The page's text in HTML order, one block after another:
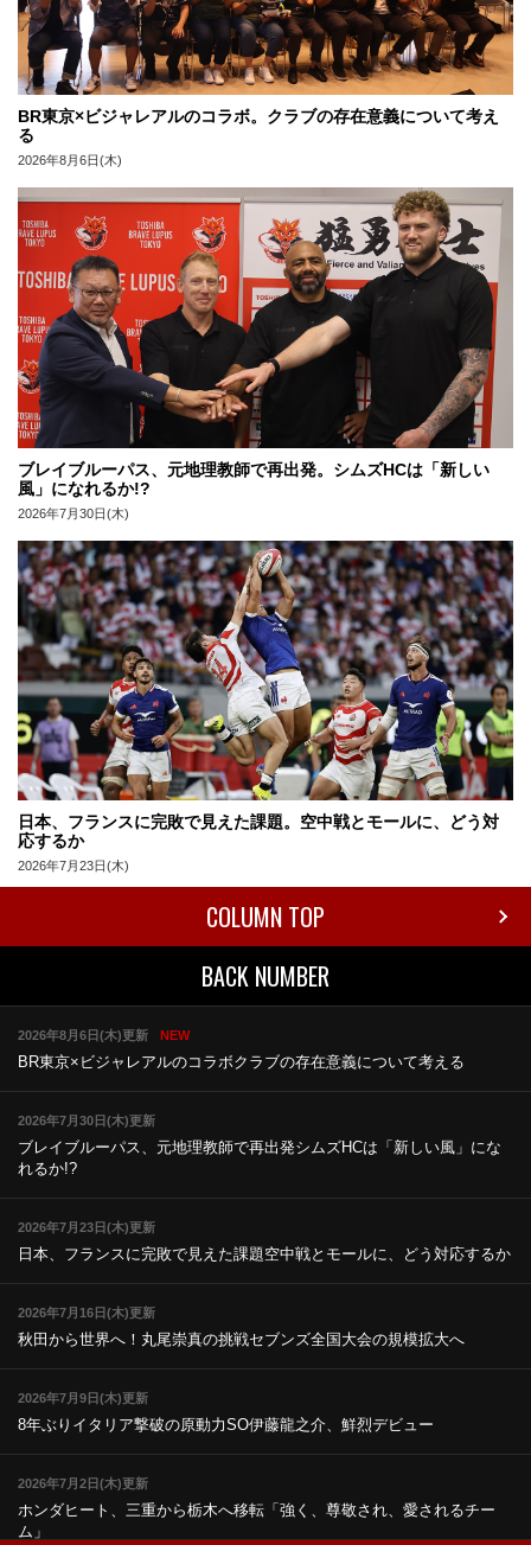
BR東京×ビジャレアルのコラボ。クラブの存在意義について考え
る
2026年8月6日(木)
ブレイブルーパス、元地理教師で再出発。シムズHCは「新しい
風」になれるか!?
2026年7月30日(木)
日本、フランスに完敗で見えた課題。空中戦とモールに、どう対
応するか
2026年7月23日(木)
COLUMN TOP
BACK NUMBER
2026年8月6日(木)更新 NEW
BR東京×ビジャレアルのコラボクラブの存在意義について考える
2026年7月30日(木)更新
ブレイブルーパス、元地理教師で再出発シムズHCは「新しい風」にな
れるか!?
2026年7月23日(木)更新
日本、フランスに完敗で見えた課題空中戦とモールに、どう対応するか
2026年7月16日(木)更新
秋田から世界へ！丸尾崇真の挑戦セブンズ全国大会の規模拡大へ
2026年7月9日(木)更新
8年ぶりイタリア撃破の原動力SO伊藤龍之介、鮮烈デビュー
2026年7月2日(木)更新
ホンダヒート、三重から栃木へ移転「強く、尊敬され、愛されるチー
ム」